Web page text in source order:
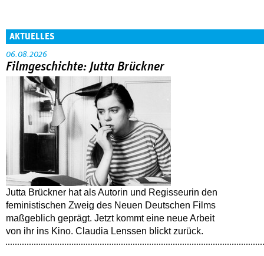
AKTUELLES
06.08.2026
Filmgeschichte: Jutta Brückner
Jutta Brückner hat als Autorin und Regisseurin den
feministischen Zweig des Neuen Deutschen Films
maßgeblich geprägt. Jetzt kommt eine neue Arbeit
von ihr ins Kino. Claudia Lenssen blickt zurück.